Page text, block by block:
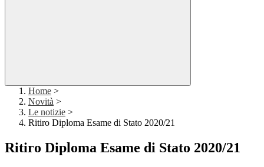
Home >
Novità >
Le notizie >
Ritiro Diploma Esame di Stato 2020/21
Ritiro Diploma Esame di Stato 2020/21